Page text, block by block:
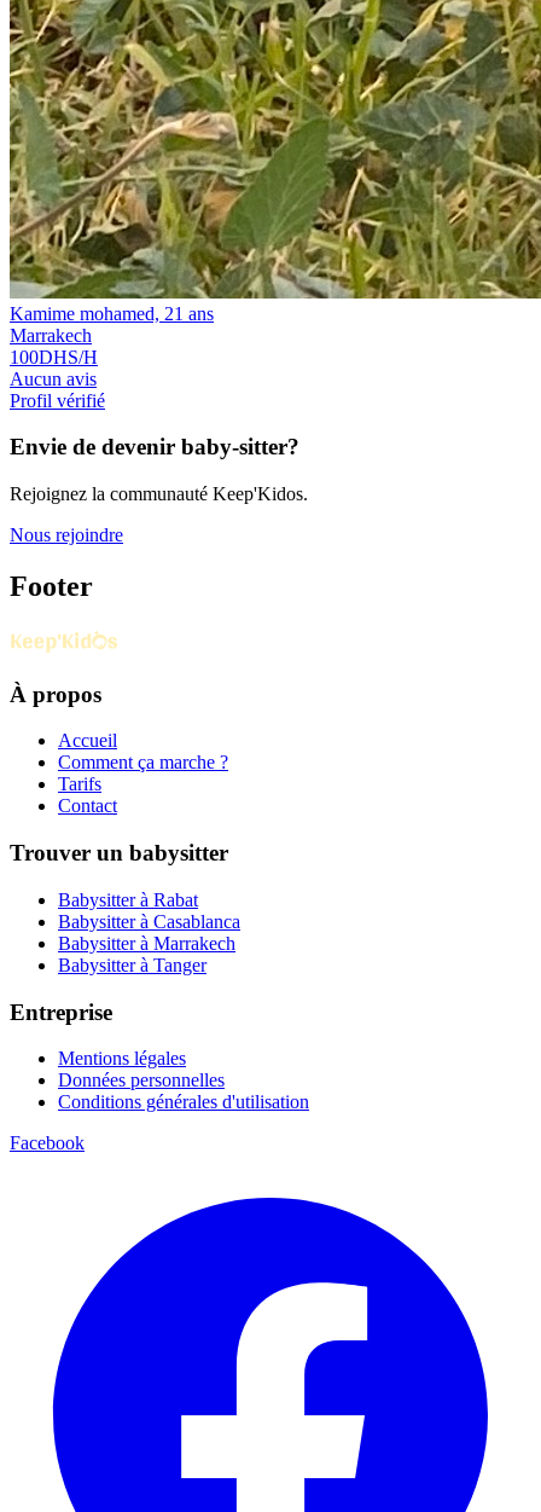
Kamime mohamed, 21 ans
Marrakech
100DHS/H
Aucun avis
Profil vérifié
Envie de devenir baby-sitter?
Rejoignez la communauté Keep'Kidos.
Nous rejoindre
Footer
À propos
Accueil
Comment ça marche ?
Tarifs
Contact
Trouver un babysitter
Babysitter à Rabat
Babysitter à Casablanca
Babysitter à Marrakech
Babysitter à Tanger
Entreprise
Mentions légales
Données personnelles
Conditions générales d'utilisation
Facebook